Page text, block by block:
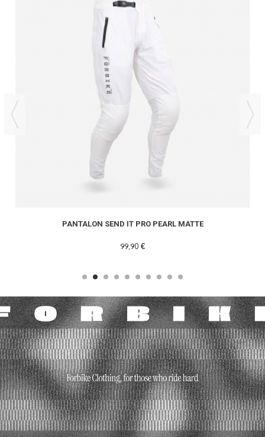
PANTALON SEND IT PRO PEARL MATTE
99,90 €